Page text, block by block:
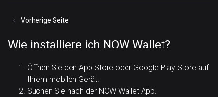
Vorherige Seite
Wie installiere ich NOW Wallet?
Öffnen Sie den App Store oder Google Play Store auf
Ihrem mobilen Gerät.
Suchen Sie nach der NOW Wallet App.